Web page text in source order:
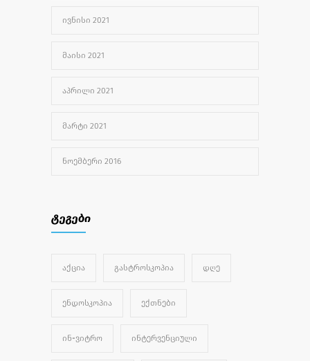
ᲘᲕᲜᲘᲡᲘ 2021
ᲛᲐᲘᲡᲘ 2021
ᲐᲞᲠᲘᲚᲘ 2021
ᲛᲐᲠᲢᲘ 2021
ᲜᲝᲔᲛᲑᲔᲠᲘ 2016
ტეგები
ᲐᲥᲪᲘᲐ ᲒᲐᲡᲢᲠᲝᲡᲙᲝᲞᲘᲐ ᲓᲦᲔ
ᲔᲜᲓᲝᲡᲙᲝᲞᲘᲐ ᲔᲥᲗᲜᲔᲑᲘ
ᲘᲜ-ᲕᲘᲢᲠᲝ ᲘᲜᲢᲔᲠᲕᲔᲜᲪᲘᲣᲚᲘ